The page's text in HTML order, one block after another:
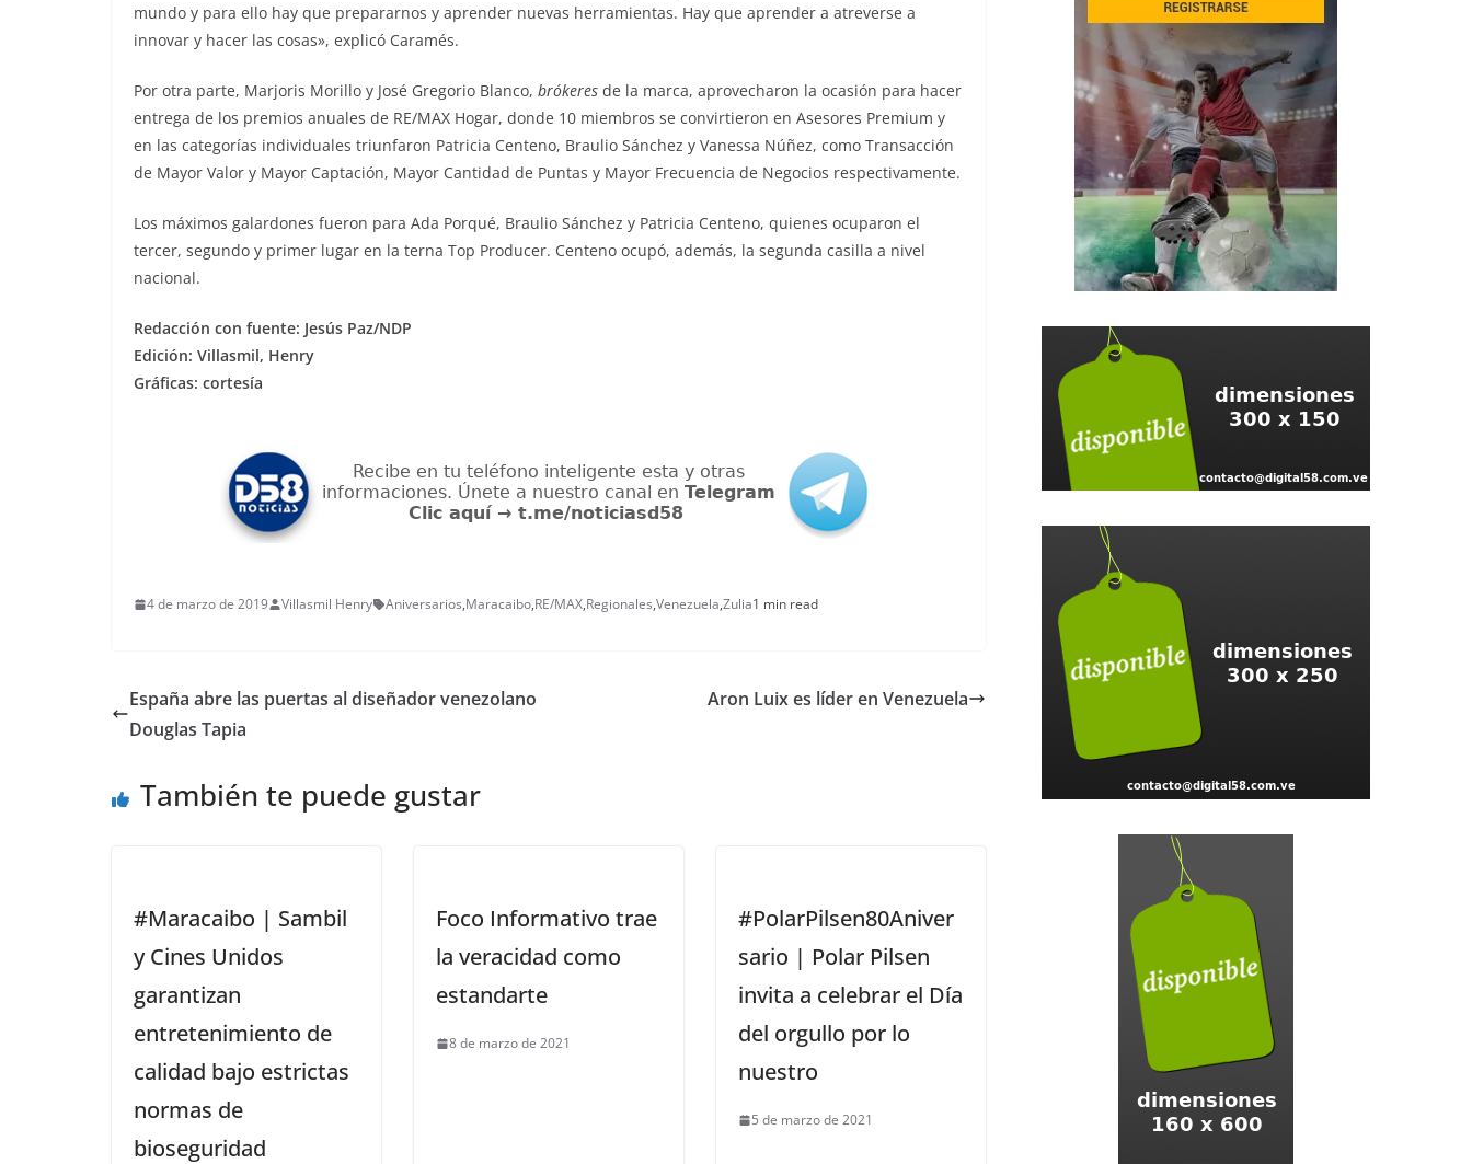
mundo y para ello hay que prepararnos y aprender nuevas herramientas. Hay que aprender a atreverse a
innovar y hacer las cosas», explicó Caramés.
Por otra parte, Marjoris Morillo y José Gregorio Blanco, brókeres de la marca, aprovecharon la ocasión para hacer
entrega de los premios anuales de RE/MAX Hogar, donde 10 miembros se convirtieron en Asesores Premium y
en las categorías individuales triunfaron Patricia Centeno, Braulio Sánchez y Vanessa Núñez, como Transacción
de Mayor Valor y Mayor Captación, Mayor Cantidad de Puntas y Mayor Frecuencia de Negocios respectivamente.
Los máximos galardones fueron para Ada Porqué, Braulio Sánchez y Patricia Centeno, quienes ocuparon el
tercer, segundo y primer lugar en la terna Top Producer. Centeno ocupó, además, la segunda casilla a nivel
nacional.
Redacción con fuente: Jesús Paz/NDP
Edición: Villasmil, Henry
Gráficas: cortesía
4 de marzo de 2019 Villasmil Henry Aniversarios,Maracaibo,RE/MAX,Regionales,Venezuela,Zulia1 min read
España abre las puertas al diseñador venezolano
Douglas Tapia
Aron Luix es líder en Venezuela
También te puede gustar
#Maracaibo | Sambil
y Cines Unidos
garantizan
entretenimiento de
calidad bajo estrictas
normas de
bioseguridad
Foco Informativo trae
la veracidad como
estandarte
8 de marzo de 2021
#PolarPilsen80Aniver
sario | Polar Pilsen
invita a celebrar el Día
del orgullo por lo
nuestro
5 de marzo de 2021